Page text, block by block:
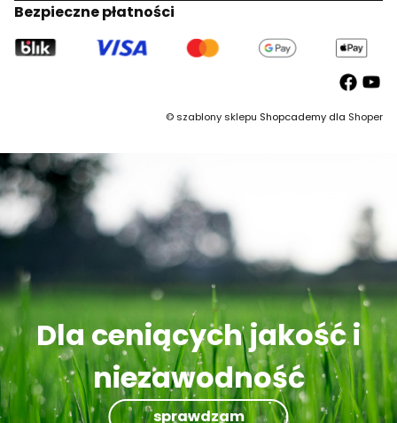
Bezpieczne płatności
©szablony sklepu Shopcademy dla Shoper
Dla ceniących jakość i
niezawodność
sprawdzam